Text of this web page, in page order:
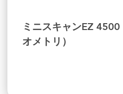
ミニスキャンEZ
オメトリ）